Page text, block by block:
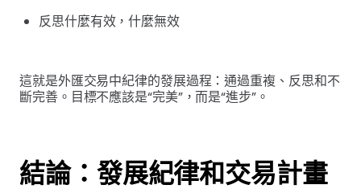
反思什麼有效，什麼無效
這就是外匯交易中紀律的發展過程：通過重複、反思和不
斷完善。目標不應該是“完美”，而是“進步”。
結論：發展紀律和交易計畫